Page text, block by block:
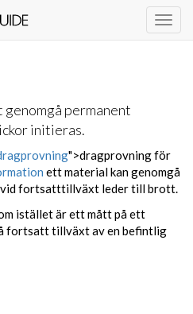
permanent
initieras.
">dragprovning för
ett material kan genomgå
vid fortsatttillväxt leder till brott.
istället är ett mått på ett
fortsatt tillväxt av en befintlig